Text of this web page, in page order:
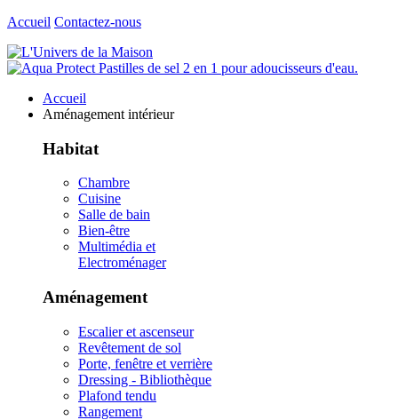
Accueil Contactez-nous
Accueil
Aménagement intérieur
Habitat
Chambre
Cuisine
Salle de bain
Bien-être
Multimédia et
Electroménager
Aménagement
Escalier et ascenseur
Revêtement de sol
Porte, fenêtre et verrière
Dressing - Bibliothèque
Plafond tendu
Rangement